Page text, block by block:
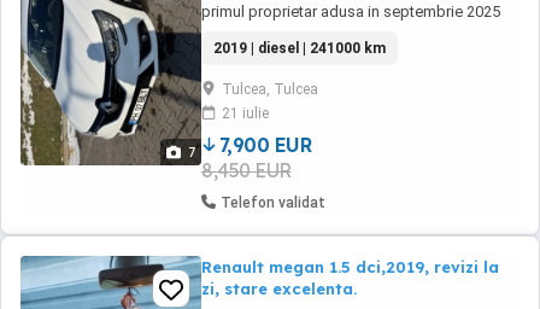
7
primul proprietar adusa in septembrie 2025
navigație senzorii presiune roți,distanța faruri
led față spate și multe alte opțiuni sa
schimbat distribuție plăcuțe frâna ulei filtre
anvelope noi de iarnă dot 2025 mașina este ...
2019 | diesel | 241000 km
Tulcea, Tulcea
21 iulie
7,900 EUR
8,450 EUR
Telefon validat
Renault megan 1.5 dci,2019, revizi la
zi, stare excelenta.